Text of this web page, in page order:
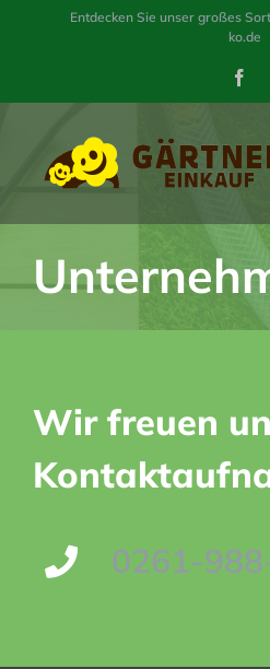
Entdecken Sie unser großes
ko.de
Wir freuen
0261-